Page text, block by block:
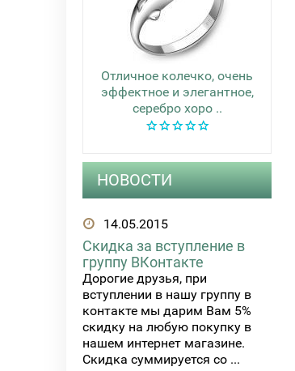
Отличное колечко, очень
эффектное и элегантное,
серебро хоро ..
НОВОСТИ
14.05.2015
Скидка за вступление в
группу ВКонтакте
Дорогие друзья, при
вступлении в нашу группу в
контакте мы дарим Вам 5%
скидку на любую покупку в
нашем интернет магазине.
Скидка суммируется со ...